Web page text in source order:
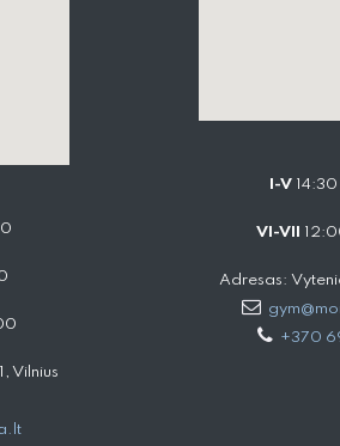
Vilnius
I-V
VI-VII
Adresas:
+370